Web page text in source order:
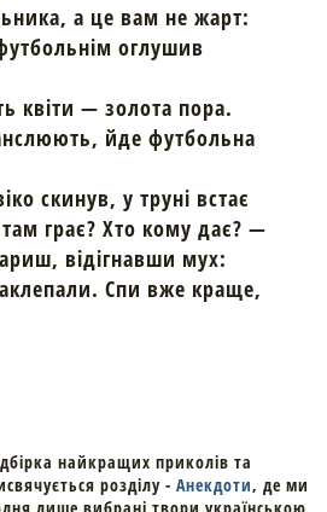
а це вам не жарт:
оглушив
квіти — золота пора.
йде футбольна
скинув, у труні встає
грає? Хто кому дає? —
відігнавши мух:
Спи вже краще,
найкращих приколів та
розділу - Анекдоти, де ми